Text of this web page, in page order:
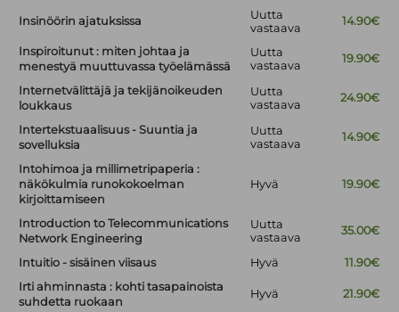
Insinöörin ajatuksissa
Uutta
vastaava
14.90€
Inspiroitunut : miten johtaa ja
menestyä muuttuvassa työelämässä
Uutta
vastaava
19.90€
Internetvälittäjä ja tekijänoikeuden
loukkaus
Uutta
vastaava
24.90€
Intertekstuaalisuus - Suuntia ja
sovelluksia
Uutta
vastaava
14.90€
Intohimoa ja millimetripaperia :
näkökulmia runokokoelman
kirjoittamiseen
Hyvä 19.90€
Introduction to Telecommunications
Network Engineering
Uutta
vastaava
35.00€
Intuitio - sisäinen viisaus Hyvä
11.90€
Irti ahminnasta : kohti tasapainoista
suhdetta ruokaan
Hyvä 21.90€